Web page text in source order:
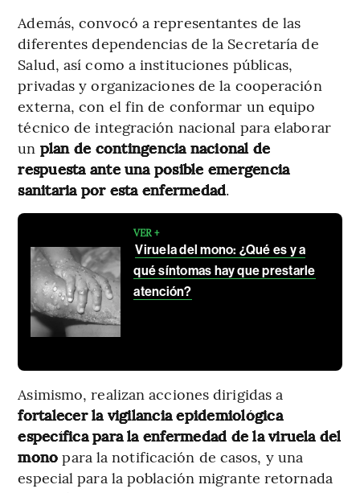
Además, convocó a representantes de las
diferentes dependencias de la Secretaría de
Salud, así como a instituciones públicas,
privadas y organizaciones de la cooperación
externa, con el fin de conformar un equipo
técnico de integración nacional para elaborar
un plan de contingencia nacional de
respuesta ante una posible emergencia
sanitaria por esta enfermedad.
VER +
Viruela del mono: ¿Qué es y a
qué síntomas hay que prestarle
atención?
Asimismo, realizan acciones dirigidas a
fortalecer la vigilancia epidemiológica
específica para la enfermedad de la viruela del
mono para la notificación de casos, y una
especial para la población migrante retornada